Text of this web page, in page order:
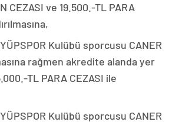
CEZASI ve 19.500.-TL PARA
Kulübü sporcusu CANER
rağmen akredite alanda yer
TL PARA CEZASI ile
Kulübü sporcusu CANER